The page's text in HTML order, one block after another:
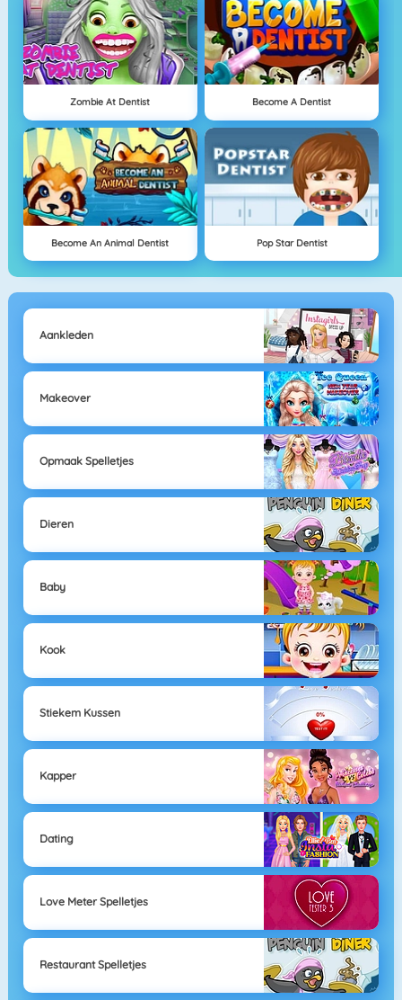
Zombie At Dentist Become A Dentist
Become An Animal Dentist Pop Star Dentist
Aankleden
Makeover
Opmaak Spelletjes
Dieren
Baby
Kook
Stiekem Kussen
Kapper
Dating
Love Meter Spelletjes
Restaurant Spelletjes